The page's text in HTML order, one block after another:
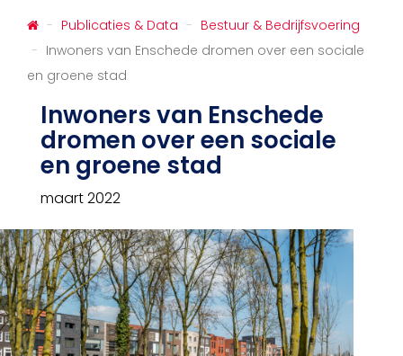
Publicaties & Data
Bestuur & Bedrijfsvoering
Inwoners van Enschede dromen over een sociale
en groene stad
Inwoners van Enschede
dromen over een sociale
en groene stad
maart 2022